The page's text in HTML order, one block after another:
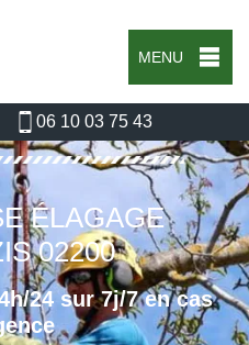
MENU
06 10 03 75 43
ÉLAGAGE
02200
24 sur 7j/7 en cas